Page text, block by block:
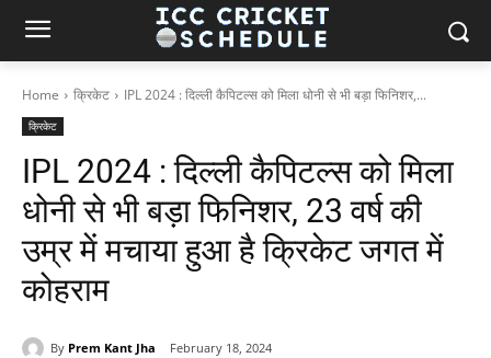
Home क्रिकेट IPL 2024 : दिल्ली कैपिटल्स को मिला धोनी से भी बड़ा फिनिशर,...
क्रिकेट
IPL 2024 : दिल्ली कैपिटल्स को मिला
धोनी से भी बड़ा फिनिशर, 23 वर्ष की
उम्र में मचाया हुआ है क्रिकेट जगत में
कोहराम
By Prem Kant Jha February 18, 2024